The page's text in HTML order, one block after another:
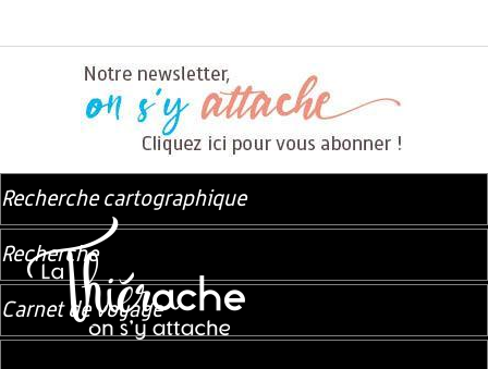
Recherche cartographique
Recherche
Carnet de voyage